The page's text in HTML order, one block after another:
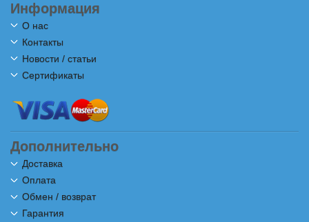
Информация
О нас
Контакты
Новости / статьи
Сертификаты
Дополнительно
Доставка
Оплата
Обмен / возврат
Гарантия